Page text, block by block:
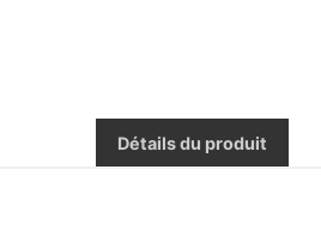
Détails du produit